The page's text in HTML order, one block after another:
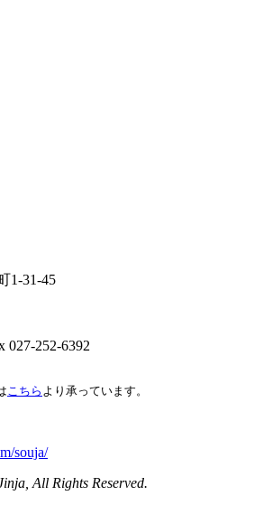
1-31-45
027-252-6392
こちら より承っています。
souja/
All Rights Reserved.